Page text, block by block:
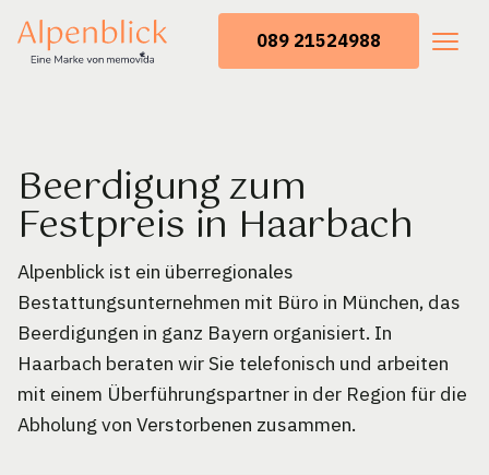
089 21524988
Beerdigung zum
Festpreis in Haarbach
Alpenblick ist ein überregionales
Bestattungsunternehmen mit Büro in München, das
Beerdigungen in ganz Bayern organisiert. In
Haarbach beraten wir Sie telefonisch und arbeiten
mit einem Überführungspartner in der Region für die
Abholung von Verstorbenen zusammen.